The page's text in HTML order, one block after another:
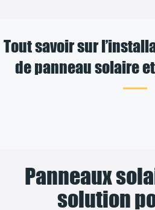
Tout savoir sur
de panneau solaire
Panneaux
solution